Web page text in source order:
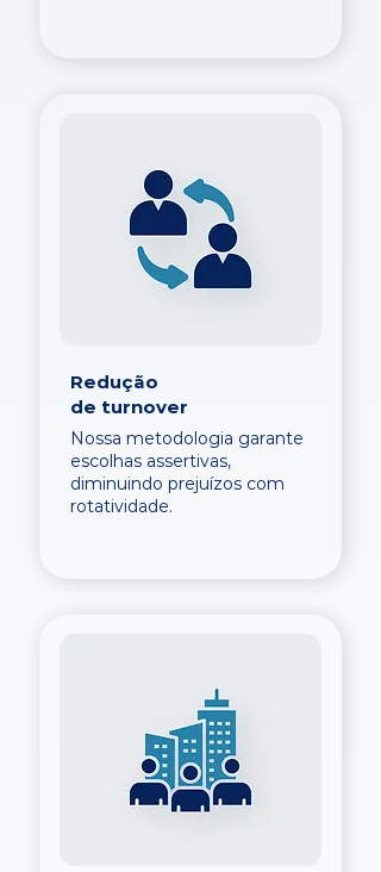
Redução
de turnover
Nossa metodologia garante
escolhas assertivas,
diminuindo prejuízos com
rotatividade.